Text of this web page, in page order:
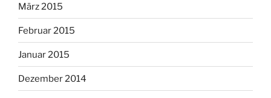
März 2015
Februar 2015
Januar 2015
Dezember 2014